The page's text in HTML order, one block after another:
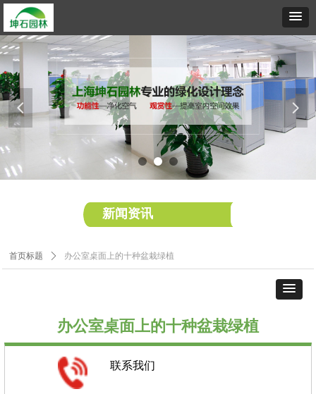
首页标题 ꄲ 办公室桌面上的十种盆栽绿植
联系我们
新闻资讯
办公室桌面上的十种盆栽绿植
넳 넲